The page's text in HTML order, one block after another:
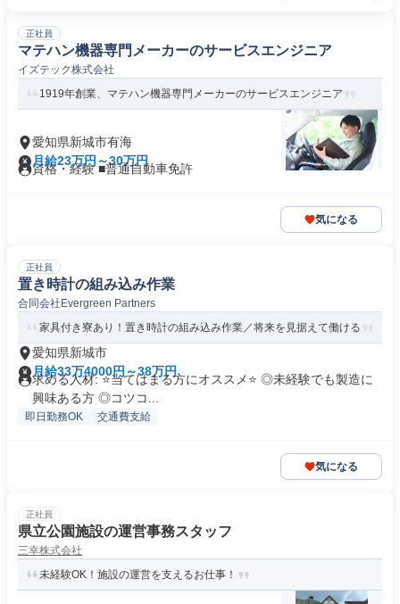
正社員
マテハン機器専門メーカーのサービスエンジニア
イズテック株式会社
1919年創業、マテハン機器専門メーカーのサービスエンジニア
愛知県新城市有海
月給23万円～30万円
資格・経験 ■普通自動車免許
気になる
正社員
置き時計の組み込み作業
合同会社Evergreen Partners
家具付き寮あり！置き時計の組み込み作業／将来を見据えて働ける
愛知県新城市
月給33万4000円～38万円
求める人材: ⭐️当てはまる方にオススメ⭐️ ◎未経験でも製造に
興味ある方 ◎コツコ...
即日勤務OK 交通費支給
気になる
正社員
県立公園施設の運営事務スタッフ
三幸株式会社
未経験OK！施設の運営を支えるお仕事！